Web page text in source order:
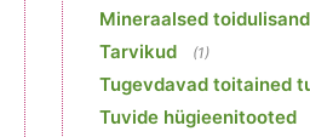
Mineraalsed
Tarvikud (1)
Tugevdavad toitained
Tuvide hügieenitooted